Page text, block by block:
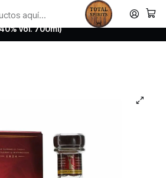
estan en stock. Despachamos a todo Chile.
Speyside
vol. 700ml)